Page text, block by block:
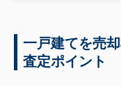
一戸建てを売
査定ポイント